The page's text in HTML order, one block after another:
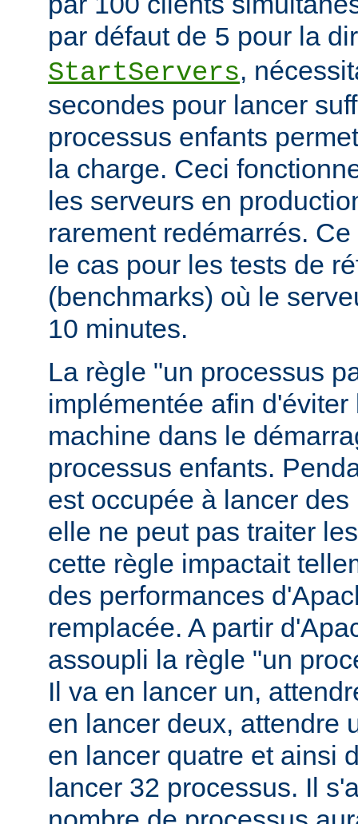
par défaut de 5 pour la
StartServers,
secondes pour lancer
processus enfants
la charge. Ceci
les serveurs en
rarement redémarrés.
le cas pour les tests de
(benchmarks) où le
10 minutes.
La règle "un processus
implémentée afin
machine dans le
processus enfants.
est occupée à lancer
elle ne peut pas traiter
cette règle impactait
des performances
remplacée. A partir
assoupli la règle "un
Il va en lancer un,
en lancer deux, attendre
en lancer quatre et ainsi
lancer 32 processus. Il